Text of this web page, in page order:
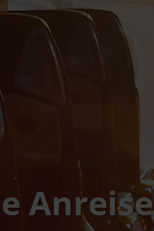
Anreise